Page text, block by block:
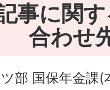
事に関
合わせ
部 国保年金課(